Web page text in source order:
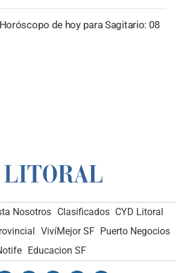
Horóscopo de hoy para Sagitario: 08
Nosotros Clasificados CYD Litoral
VivíMejor SF Puerto Negocios
Educacion SF